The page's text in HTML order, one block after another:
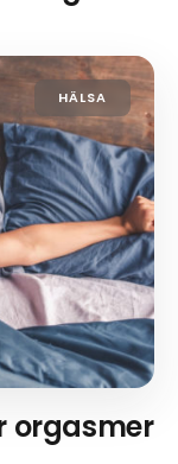
HÄLSA
orgasmer